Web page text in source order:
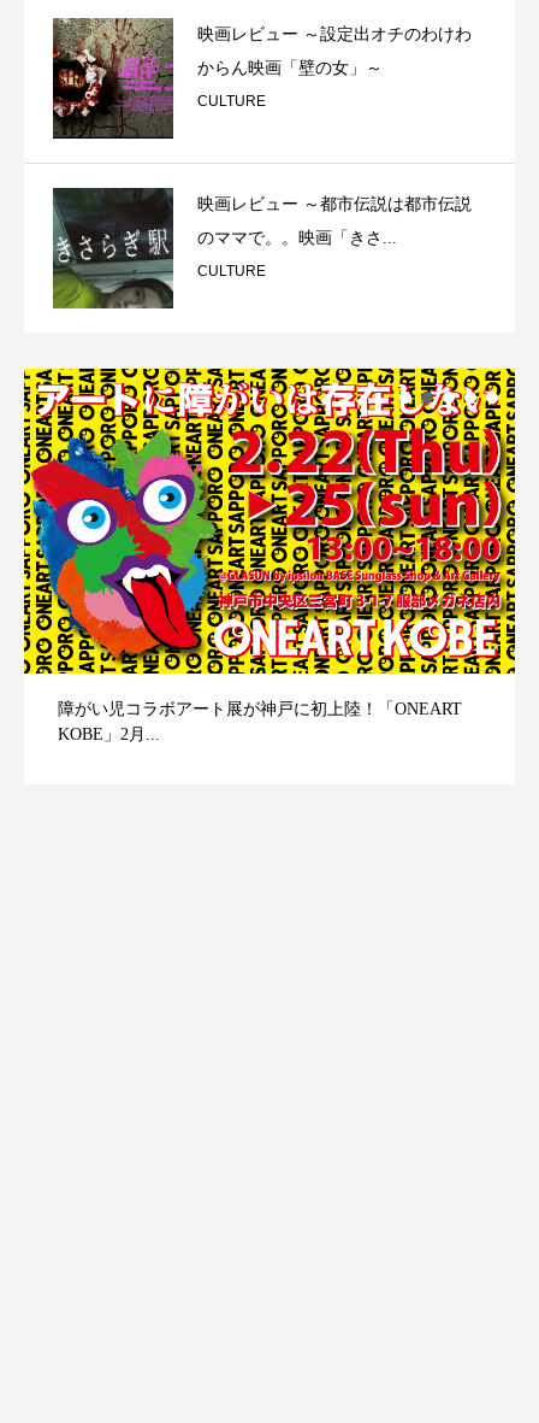
映画レビュー ～設定出オチのわけわ
からん映画「壁の女」～
CULTURE
映画レビュー ～都市伝説は都市伝説
のママで。。映画「きさ...
CULTURE
障がい児コラボアート展が神戸に初上陸！「ONEART
KOBE」2月...